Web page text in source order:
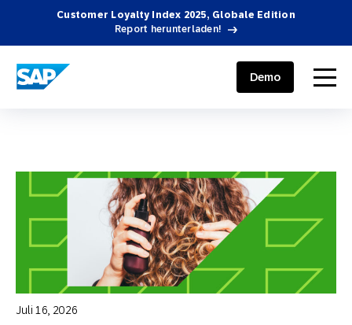
Customer Loyalty Index 2025, Globale Edition
Report herunterladen!
SAP ENGAGEMENT CLOUD menu
Demo
Juli 16, 2026